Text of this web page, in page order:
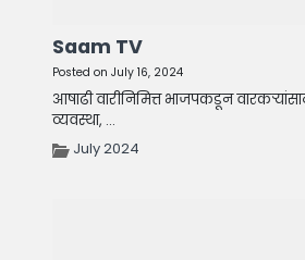
Saam TV
Posted on July 16, 2024
आषाढी वारीनिमित्त भाजपकडून
व्यवस्था, ...
July 2024